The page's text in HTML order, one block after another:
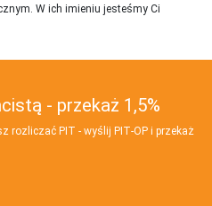
W ich imieniu jesteśmy Ci
- przekaż 1,5%
rozliczać PIT - wyślij PIT‑OP i przekaż